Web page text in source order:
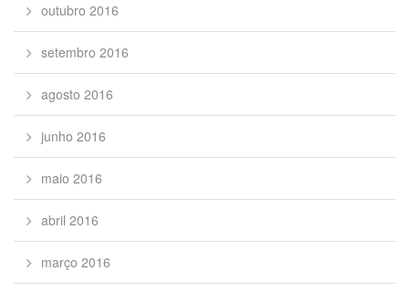
outubro 2016
setembro 2016
agosto 2016
junho 2016
maio 2016
abril 2016
março 2016